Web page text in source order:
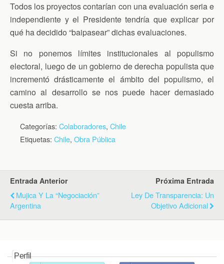
Todos los proyectos contarían con una evaluación seria e
independiente y el Presidente tendría que explicar por
qué ha decidido “baipasear” dichas evaluaciones.
Si no ponemos límites institucionales al populismo
electoral, luego de un gobierno de derecha populista que
incrementó drásticamente el ámbito del populismo, el
camino al desarrollo se nos puede hacer demasiado
cuesta arriba.
Categorías: Colaboradores, Chile
Etiquetas: Chile, Obra Pública
Entrada Anterior
Mujica Y La “negociación”
Argentina
Próxima Entrada
Ley De Transparencia: Un
Objetivo Adicional
Perfil